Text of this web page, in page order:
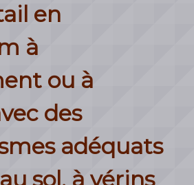
en
à
ou à
des
adéquats
sol, à vérins